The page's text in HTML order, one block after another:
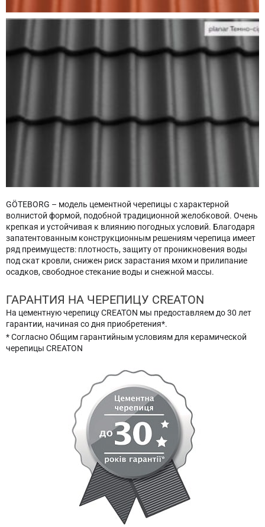
GÖTEBORG – модель цементной черепицы с характерной
волнистой формой, подобной традиционной желобковой. Очень
крепкая и устойчивая к влиянию погодных условий. Благодаря
запатентованным конструкционным решениям черепица имеет
ряд преимуществ: плотность, защиту от проникновения воды
под скат кровли, снижен риск зарастания мхом и прилипание
осадков, свободное стекание воды и снежной массы.
ГАРАНТИЯ НА ЧЕРЕПИЦУ CREATON
На цементную черепицу CREATON мы предоставляем до 30 лет
гарантии, начиная со дня приобретения*.
* Согласно Общим гарантийным условиям для керамической
черепицы CREATON